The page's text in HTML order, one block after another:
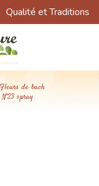
Qualité et Traditions
Fleurs de bach
spray